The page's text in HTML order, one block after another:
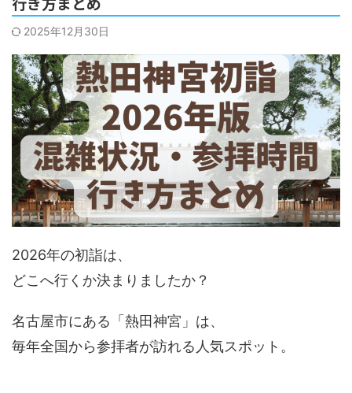
2025年12月30日
2026年の初詣は、
どこへ行くか決まりましたか？
名古屋市にある「熱田神宮」は、
毎年全国から参拝者が訪れる人気スポット。